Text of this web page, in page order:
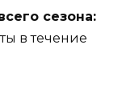
сезона:
в течение